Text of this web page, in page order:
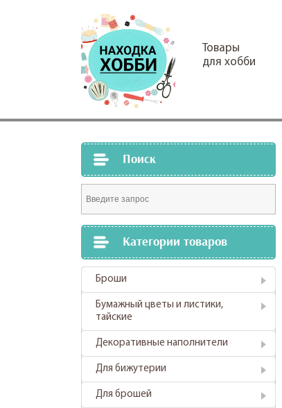
Товары
для хобби
Поиск
Категории товаров
Броши
Бумажный цветы и листики,
тайские
Декоративные наполнители
Для бижутерии
Для брошей